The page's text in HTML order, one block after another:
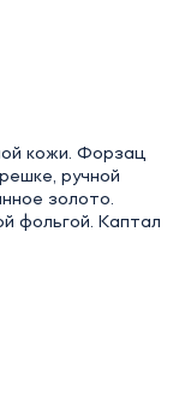
кожи. Форзац
ручной
золото.
фольгой. Каптал